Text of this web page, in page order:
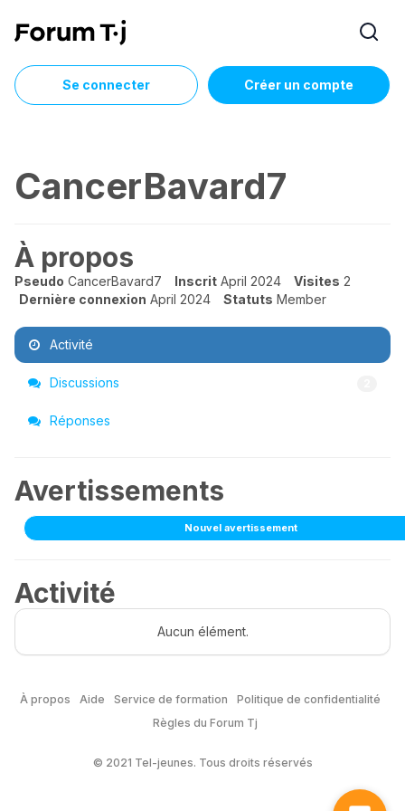
Se connecter Créer un compte
CancerBavard7
À propos
Pseudo CancerBavard7 Inscrit April 2024 Visites 2
Dernière connexion April 2024 Statuts Member
Activité
Discussions
Réponses
Avertissements
Nouvel avertissement
Activité
Aucun élément.
À propos Aide Service de formation
Politique de confidentialité
Règles du Forum Tj
© 2021 Tel-jeunes. Tous droits réservés